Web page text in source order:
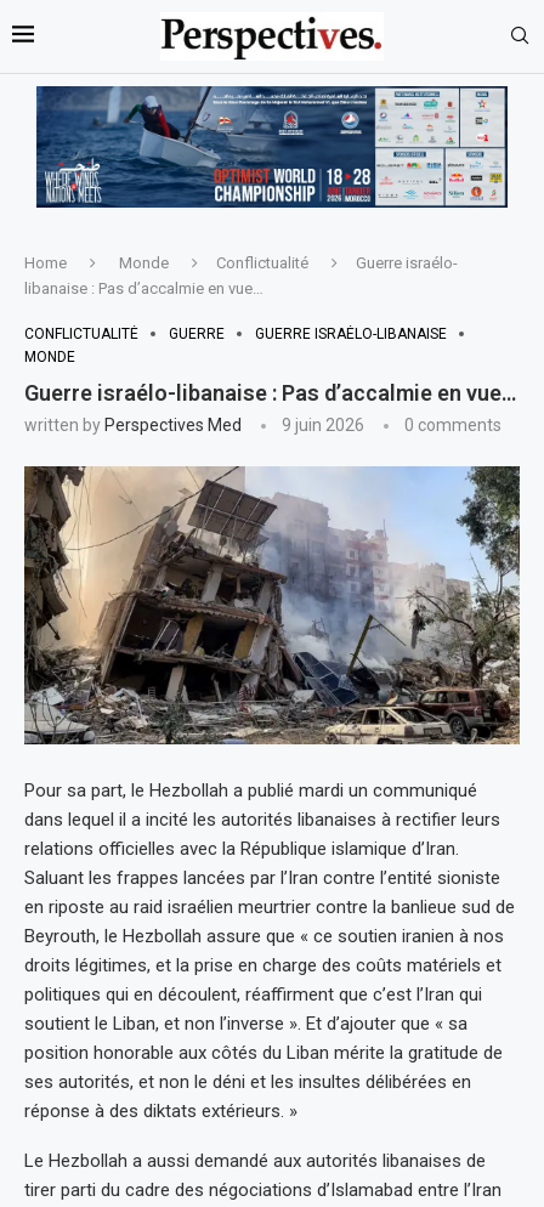
Home Monde Conflictualité
Guerre israélo-
libanaise : Pas d’accalmie en vue…
CONFLICTUALITÉ GUERRE
GUERRE ISRAÉLO-LIBANAISE
MONDE
Guerre israélo-libanaise : Pas d’accalmie en vue…
written by Perspectives Med 9 juin 2026 0 comments
Pour sa part, le Hezbollah a publié mardi un communiqué
dans lequel il a incité les autorités libanaises à rectifier leurs
relations officielles avec la République islamique d’Iran.
Saluant les frappes lancées par l’Iran contre l’entité sioniste
en riposte au raid israélien meurtrier contre la banlieue sud de
Beyrouth, le Hezbollah assure que « ce soutien iranien à nos
droits légitimes, et la prise en charge des coûts matériels et
politiques qui en découlent, réaffirment que c’est l’Iran qui
soutient le Liban, et non l’inverse ». Et d’ajouter que « sa
position honorable aux côtés du Liban mérite la gratitude de
ses autorités, et non le déni et les insultes délibérées en
réponse à des diktats extérieurs. »
Le Hezbollah a aussi demandé aux autorités libanaises de
tirer parti du cadre des négociations d’Islamabad entre l’Iran